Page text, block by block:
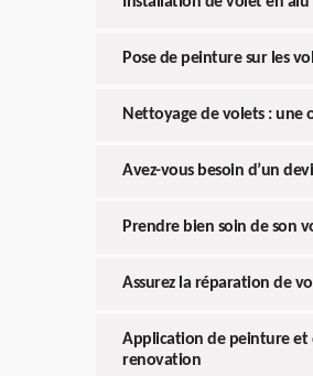
Pose de peinture sur les
Nettoyage de volets : une
Avez-vous besoin d’un
Prendre bien soin de son
Assurez la réparation de
Application de peinture et
renovation